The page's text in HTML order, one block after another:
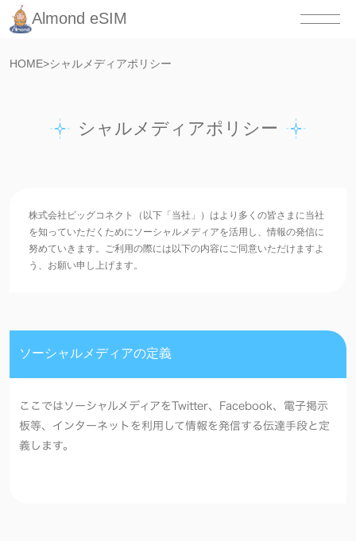
Almond eSIM
HOME>シャルメディアポリシー
シャルメディアポリシー
株式会社ビッグコネクト（以下「当社」）はより多くの皆さまに当社
を知っていただくためにソーシャルメディアを活用し、情報の発信に
努めていきます。ご利用の際には以下の内容にご同意いただけますよ
う、お願い申し上げます。
ソーシャルメディアの定義
ここではソーシャルメディアをTwitter、Facebook、電子掲示
板等、インターネットを利用して情報を発信する伝達手段と定
義します。